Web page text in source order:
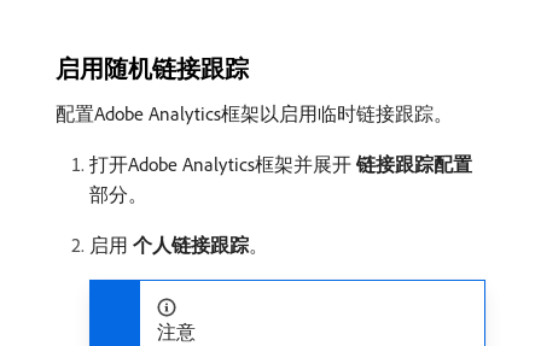
启用随机链接跟踪
配置Adobe Analytics框架以启用临时链接跟踪。
打开Adobe Analytics框架并展开​ 链接跟踪配置
部分。
启用​ 个人链接跟踪。
注意